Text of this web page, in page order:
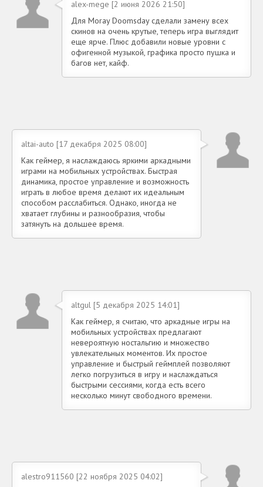
alex-mege [2 июня 2026 21:50]
Для Moray Doomsday сделали замену всех
скинов на очень крутые, теперь игра выглядит
еще ярче. Плюс добавили новые уровни с
офигенной музыкой, графика просто пушка и
багов нет, кайф.
altai-auto [17 декабря 2025 08:00]
Как геймер, я наслаждаюсь яркими аркадными
играми на мобильных устройствах. Быстрая
динамика, простое управление и возможность
играть в любое время делают их идеальным
способом расслабиться. Однако, иногда не
хватает глубины и разнообразия, чтобы
затянуть на дольшее время.
altgul [5 декабря 2025 14:01]
Как геймер, я считаю, что аркадные игры на
мобильных устройствах предлагают
невероятную ностальгию и множество
увлекательных моментов. Их простое
управление и быстрый геймплей позволяют
легко погрузиться в игру и наслаждаться
быстрыми сессиями, когда есть всего
несколько минут свободного времени.
alestro911560 [22 ноября 2025 04:02]